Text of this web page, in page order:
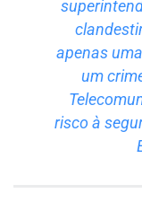
apenas
um
risco à